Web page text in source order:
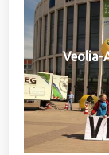
Veolia-